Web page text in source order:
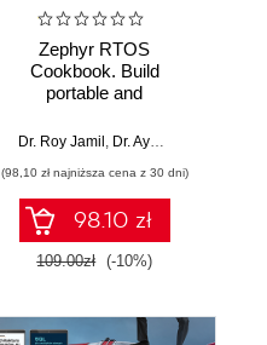
Zephyr RTOS
Cookbook. Build
portable and
systems through
Dr. Roy Jamil , Dr. Ayoub Bourjilat
(98,10 zł najniższa cena z 30 dni)
98.10 zł
109.00zł (-10%)